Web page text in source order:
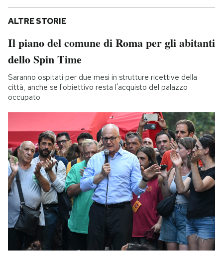
ALTRE STORIE
Il piano del comune di Roma per gli abitanti
dello Spin Time
Saranno ospitati per due mesi in strutture ricettive della
città, anche se l'obiettivo resta l'acquisto del palazzo
occupato